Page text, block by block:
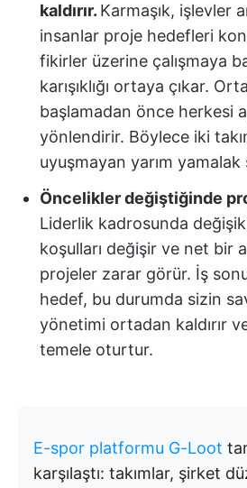
kaldırır. Karmaşık, işlevler
insanlar proje hedefleri
fikirler üzerine çalışmaya
karışıklığı ortaya çıkar.
başlamadan önce herkesi
yönlendirir. Böylece iki
uyuşmayan yarım
Öncelikler değiştiğinde
Liderlik kadrosunda
koşulları değişir ve net bir
projeler zarar görür. İş
hedef, bu durumda sizin
yönetimi ortadan kaldırır
temele oturtur.
E-spor platformu G-Loot
karşılaştı: takımlar, şirket